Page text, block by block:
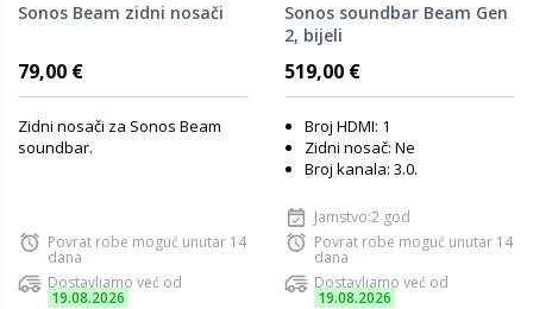
Sonos Beam zidni nosači
79,00 €
Zidni nosači za Sonos Beam
soundbar.
Povrat robe moguć unutar 14
dana
Dostavljamo već od
19.08.2026
Sonos soundbar Beam Gen
2, bijeli
519,00 €
Broj HDMI: 1
Zidni nosač: Ne
Broj kanala: 3.0.
Jamstvo:2 god
Povrat robe moguć unutar 14
dana
Dostavljamo već od
19.08.2026